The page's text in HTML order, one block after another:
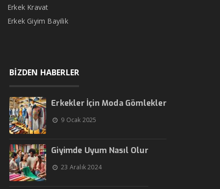
Erkek Kravat
Erkek Giyim Bayilik
BİZDEN HABERLER
Erkekler İçin Moda Gömlekler
9 Ocak 2025
Giyimde Uyum Nasıl Olur
23 Aralık 2024